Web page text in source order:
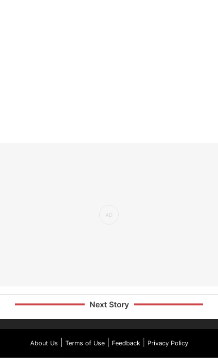
Next Story
About Us Terms of Use| Feedback| Privacy Policy